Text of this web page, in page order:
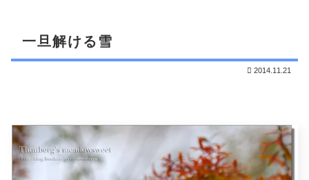
一旦解ける雪
2014.11.21